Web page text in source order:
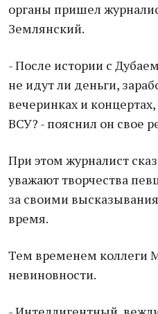
органы пришел
Землянский.
- После истории с
не идут ли деньги,
вечеринках и
ВСУ? - пояснил он свое
При этом журналист
уважают творчества
за своими
время.
Тем временем коллеги
невиновности.